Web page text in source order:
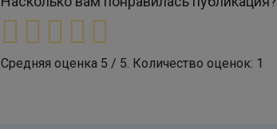
Средняя оценка 5 / 5. Количество оценок: 1